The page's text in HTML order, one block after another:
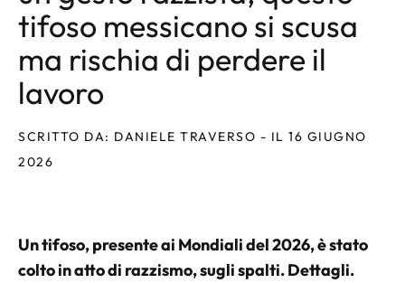
tifoso messicano si scusa
ma rischia di perdere il
lavoro
SCRITTO DA: DANIELE TRAVERSO - IL 16 GIUGNO
2026
Un tifoso, presente ai Mondiali del 2026, è stato
colto in atto di razzismo, sugli spalti. Dettagli.